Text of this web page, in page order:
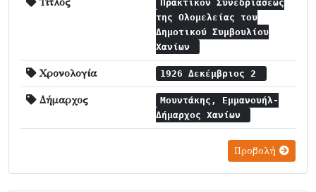
Πρακτικόν Συνεδριάσεως
της Ολομελείας του
Δημοτικού Συμβουλίου
Χανίων
Χρονολογία 1926 Δεκέμβριος 2
Δήμαρχος
Μουντάκης, Εμμανουήλ-
Δήμαρχος Χανίων
Προβολή